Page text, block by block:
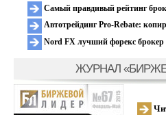
Самый правдивый рейтинг
Автотрейдинг Pro-Rebate:
Nord FX лучший форекс брокер
ЖУРНАЛ